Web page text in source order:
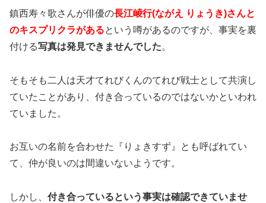
鎮西寿々歌さんが俳優の長江崚行(ながえ りょうき)さんと
のキスプリクラがあるという噂があるのですが、事実を裏
付ける写真は発見できませんでした。
そもそも二人は天才てれびくんのてれび戦士として共演し
ていたことがあり、付き合っているのではないかといわれ
ていました。
お互いの名前を合わせた『りょきすず』とも呼ばれてい
て、仲が良いのは間違いないようです。
しかし、 付き合っているという事実は確認できていませ